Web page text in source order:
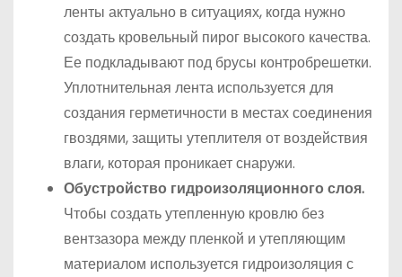
ленты актуально в ситуациях, когда нужно
создать кровельный пирог высокого качества.
Ее подкладывают под брусы контробрешетки.
Уплотнительная лента используется для
создания герметичности в местах соединения
гвоздями, защиты утеплителя от воздействия
влаги, которая проникает снаружи.
Обустройство гидроизоляционного слоя.
Чтобы создать утепленную кровлю без
вентзазора между пленкой и утепляющим
материалом используется гидроизоляция с